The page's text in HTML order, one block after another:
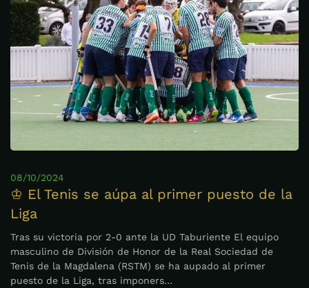
08/10/2024
♔ El Tenis se aúpa al primer puesto de la
Liga
Tras su victoria por 2-0 ante la UD Taburiente El equipo
masculino de División de Honor de la Real Sociedad de
Tenis de la Magdalena (RSTM) se ha aupado al primer
puesto de la Liga, tras imponers…